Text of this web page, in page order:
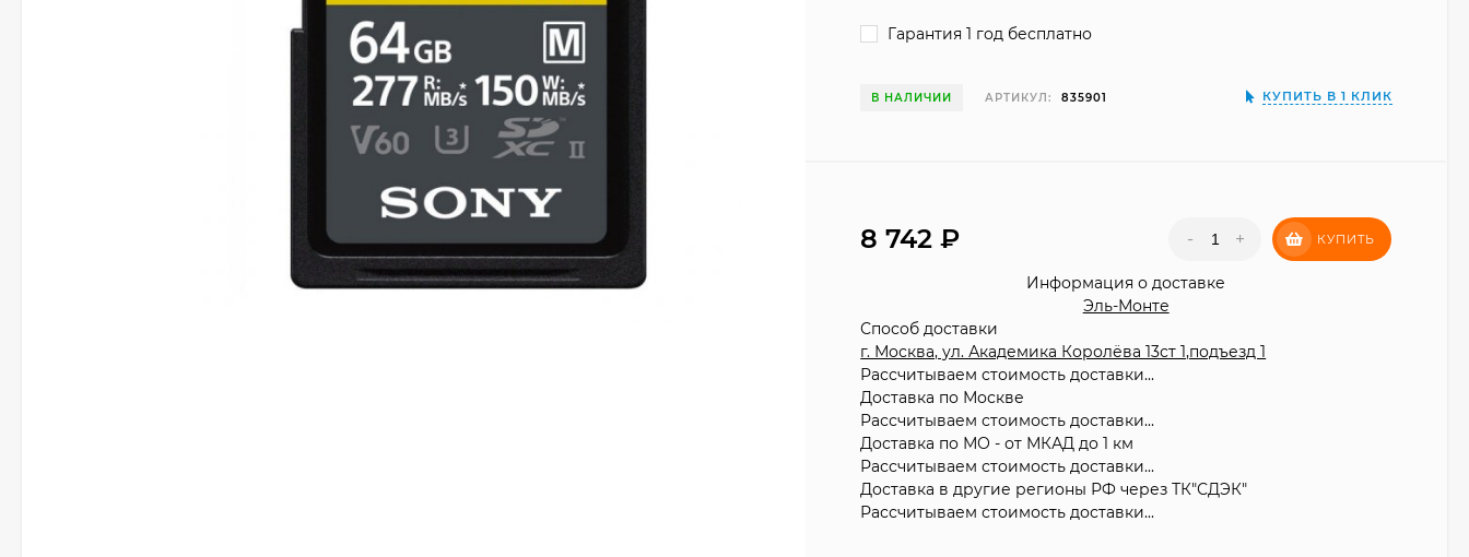
Гарантия 1 год бесплатно
В НАЛИЧИИ АРТИКУЛ: 835901 КУПИТЬ В 1 КЛИК
8 742 - + КУПИТЬ
Информация о доставке
Эль-Монте
Способ доставки
г. Москва, ул. Академика Королёва 13ст 1,подъезд 1
Рассчитываем стоимость доставки...
Доставка по Москве
Рассчитываем стоимость доставки...
Доставка по МО - от МКАД до 1 км
Рассчитываем стоимость доставки...
Доставка в другие регионы РФ через ТК"СДЭК"
Рассчитываем стоимость доставки...